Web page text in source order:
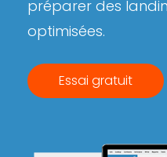
préparer des
optimisées.
Essai gratuit